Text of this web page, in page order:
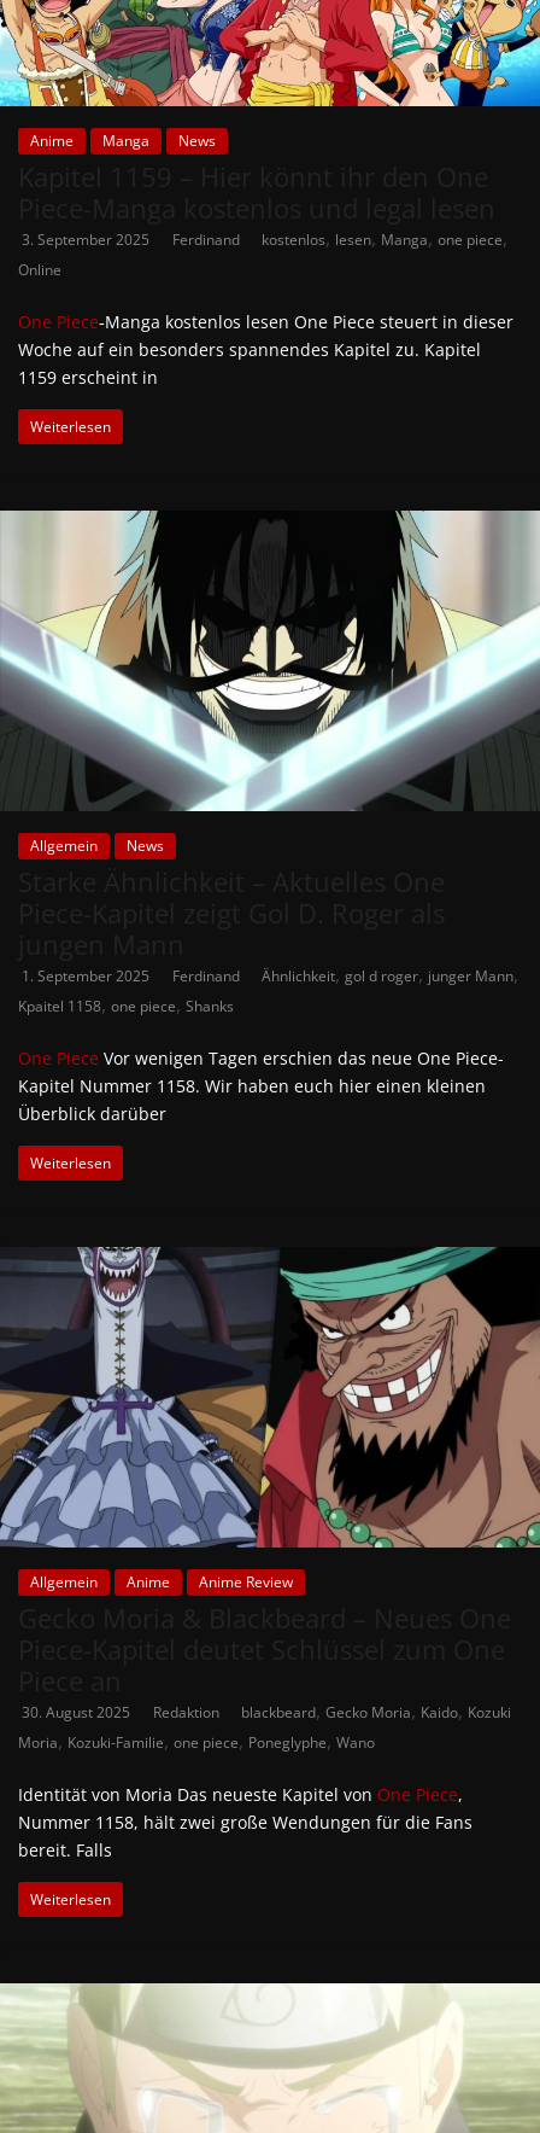
Anime Manga News
3. September 2025 Ferdinand kostenlos, lesen, Manga, one piece,
Online
One Piece‑Manga kostenlos lesen One Piece steuert in dieser
Woche auf ein besonders spannendes Kapitel zu. Kapitel
1159 erscheint in
Weiterlesen
Allgemein News
1. September 2025 Ferdinand Ähnlichkeit, gol d roger, junger Mann,
Kpaitel 1158, one piece, Shanks
One Piece Vor wenigen Tagen erschien das neue One Piece-
Kapitel Nummer 1158. Wir haben euch hier einen kleinen
Überblick darüber
Weiterlesen
Allgemein Anime Anime Review
30. August 2025 Redaktion blackbeard, Gecko Moria, Kaido, Kozuki
Moria, Kozuki-Familie, one piece, Poneglyphe, Wano
Identität von Moria Das neueste Kapitel von One Piece,
Nummer 1158, hält zwei große Wendungen für die Fans
bereit. Falls
Weiterlesen